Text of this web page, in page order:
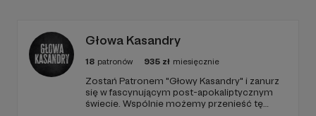
Głowa Kasandry
18 patronów 935 zł miesięcznie
​Zostań Patronem "Głowy Kasandry" i zanurz
się w fascynującym post-apokaliptycznym
świecie. Wspólnie możemy przenieść tę